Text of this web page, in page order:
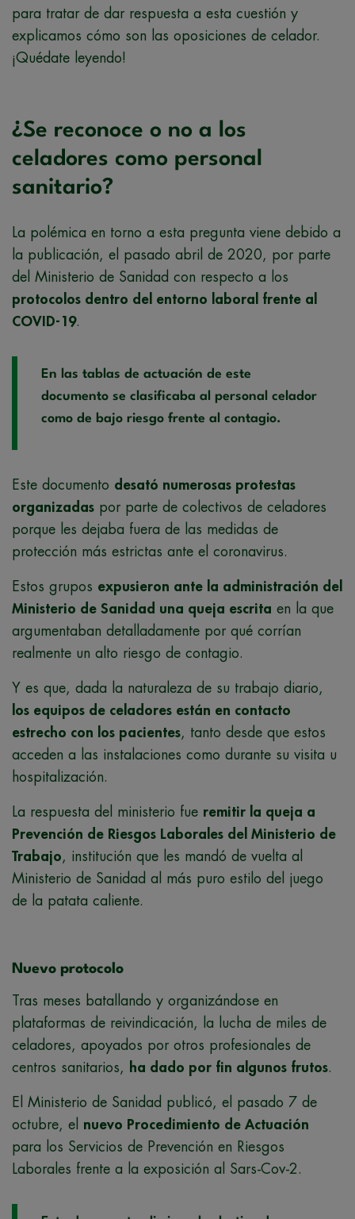
para tratar de dar respuesta a esta cuestión y
explicamos cómo son las oposiciones de celador.
¡Quédate leyendo!
¿Se reconoce o no a los
celadores como personal
sanitario?
La polémica en torno a esta pregunta viene debido a
la publicación, el pasado abril de 2020, por parte
del Ministerio de Sanidad con respecto a los
protocolos dentro del entorno laboral frente al
COVID-19.
En las tablas de actuación de este
documento se clasificaba al personal celador
como de bajo riesgo frente al contagio.
Este documento desató numerosas protestas
organizadas por parte de colectivos de celadores
porque les dejaba fuera de las medidas de
protección más estrictas ante el coronavirus.
Estos grupos expusieron ante la administración del
Ministerio de Sanidad una queja escrita en la que
argumentaban detalladamente por qué corrían
realmente un alto riesgo de contagio.
Y es que, dada la naturaleza de su trabajo diario,
los equipos de celadores están en contacto
estrecho con los pacientes, tanto desde que estos
acceden a las instalaciones como durante su visita u
hospitalización.
La respuesta del ministerio fue remitir la queja a
Prevención de Riesgos Laborales del Ministerio de
Trabajo, institución que les mandó de vuelta al
Ministerio de Sanidad al más puro estilo del juego
de la patata caliente.
Nuevo protocolo
Tras meses batallando y organizándose en
plataformas de reivindicación, la lucha de miles de
celadores, apoyados por otros profesionales de
centros sanitarios,
ha dado por fin algunos frutos.
El Ministerio de Sanidad publicó, el pasado 7 de
octubre, el nuevo Procedimiento de Actuación
para los Servicios de Prevención en Riesgos
Laborales frente a la exposición al Sars-Cov-2.